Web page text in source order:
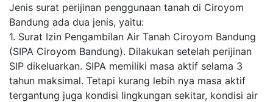
Jenis surat perijinan penggunaan tanah di Ciroyom
Bandung ada dua jenis, yaitu:
1. Surat Izin Pengambilan Air Tanah Ciroyom Bandung
(SIPA Ciroyom Bandung). Dilakukan setelah perijinan
SIP dikeluarkan. SIPA memiliki masa aktif selama 3
tahun maksimal. Tetapi kurang lebih nya masa aktif
tergantung juga kondisi lingkungan sekitar, kondisi air